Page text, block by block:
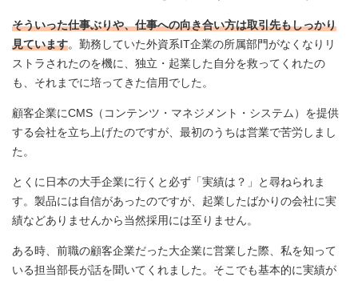
そういった仕事ぶりや、仕事への向き合い方は取引先もしっかり
見ています。勤務していた外資系IT企業の所属部門がなくなりリ
ストラされたのを機に、独立・起業した自分を救ってくれたの
も、それまでに培ってきた信用でした。
顧客企業にCMS（コンテンツ・マネジメント・システム）を提供
する会社を立ち上げたのですが、最初のうちは営業で苦労しまし
た。
とくに日本の大手企業に行くと必ず「実績は？」と尋ねられま
す。製品には自信があったのですが、起業したばかりの会社に実
績などありませんから当然採用には至りません。
ある時、前職の顧客企業だった大企業に営業した際、私を知って
いる担当部長が話を聞いてくれました。そこでも基本的に実績が